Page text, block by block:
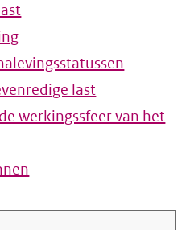
last
werkingssfeer van het